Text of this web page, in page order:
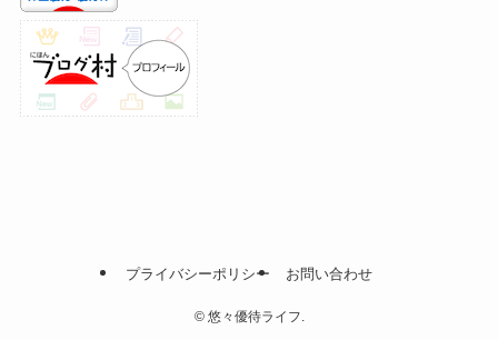
プライバシーポリシー お問い合わせ
©悠々優待ライフ.